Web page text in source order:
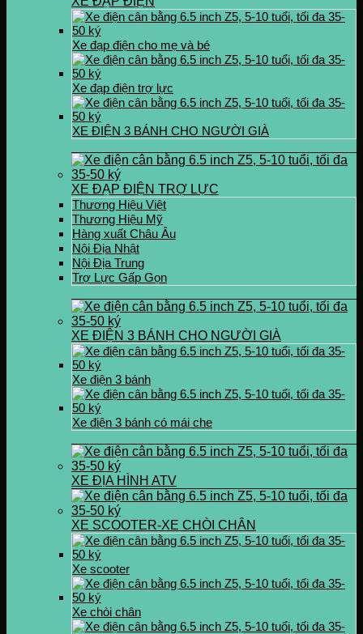
Xe đạp điện cho mẹ và bé
Xe đạp điện trợ lực
XE ĐIỆN 3 BÁNH CHO NGƯỜI GIÀ
XE ĐẠP ĐIỆN TRỢ LỰC
Thương Hiệu Việt
Thương Hiệu Mỹ
Hàng xuất Châu Âu
Nội Địa Nhật
Nội Địa Trung
Trợ Lực Gấp Gọn
XE ĐIỆN 3 BÁNH CHO NGƯỜI GIÀ
Xe điện 3 bánh
Xe điện 3 bánh có mái che
XE ĐỊA HÌNH ATV
XE SCOOTER-XE CHÒI CHÂN
Xe scooter
Xe chòi chân